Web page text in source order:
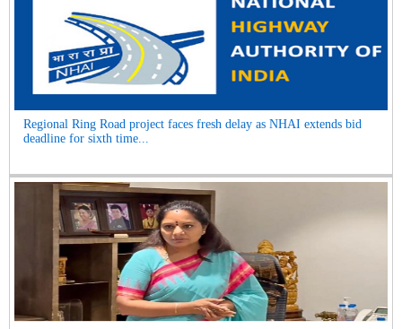
Regional Ring Road project faces fresh delay as NHAI extends bid
deadline for sixth time...